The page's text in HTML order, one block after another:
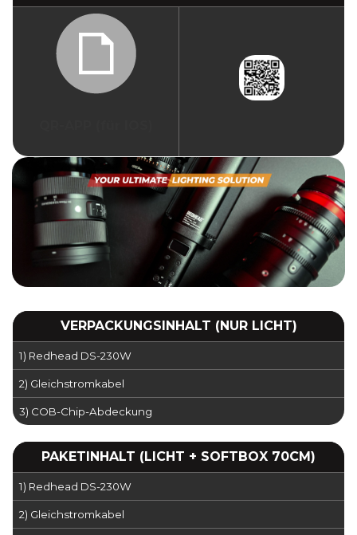
VERPACKUNGSINHALT (NUR LICHT)
1) Redhead DS-230W
2) Gleichstromkabel
3) COB-Chip-Abdeckung
PAKETINHALT (LICHT + SOFTBOX 70CM)
1) Redhead DS-230W
2) Gleichstromkabel